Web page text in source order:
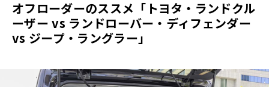
オフローダーのススメ「トヨタ・ランドクル
ーザー vs ランドローバー・ディフェンダー
vs ジープ・ラングラー」